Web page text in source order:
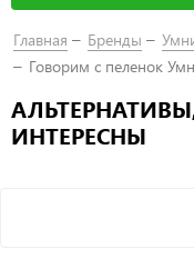
Главная Бренды
Говорим с пеленок
ИНТЕРЕСНЫ